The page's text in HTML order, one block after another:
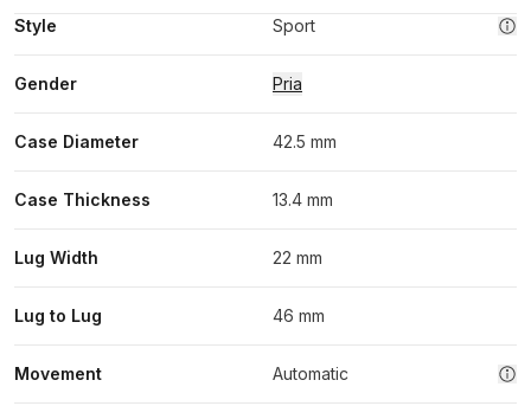
Style Sport
Gender Pria
Case Diameter 42.5 mm
Case Thickness 13.4 mm
Lug Width 22 mm
Lug to Lug 46 mm
Movement Automatic